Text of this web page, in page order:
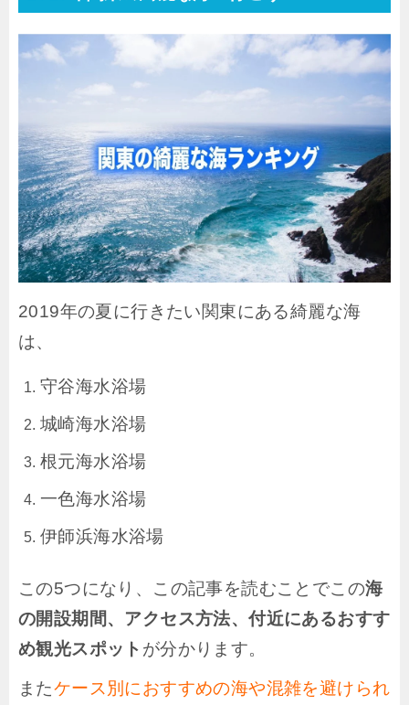
2019年の夏に行きたい関東にある綺麗な海
は、
守谷海水浴場
城崎海水浴場
根元海水浴場
一色海水浴場
伊師浜海水浴場
この5つになり、この記事を読むことでこの海
の開設期間、アクセス方法、付近にあるおすす
め観光スポット が分かります。
またケース別におすすめの海や混雑を避けられ